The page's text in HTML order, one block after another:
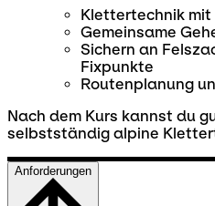
Klettertechnik mit
Gemeinsame
Sichern an
Fixpunkte
Routenplanung
Nach dem Kurs kannst du
selbstständig alpine
Anforderungen